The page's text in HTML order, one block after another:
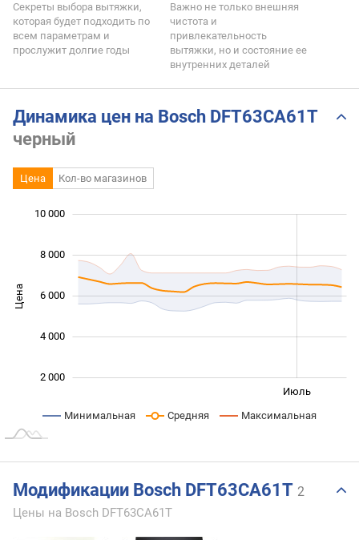
Секреты выбора вытяжки,
которая будет подходить по
всем параметрам и
прослужит долгие годы
Важно не только внешняя
чистота и
привлекательность
вытяжки, но и состояние ее
внутренних деталей
Динамика цен на Bosch DFT63CA61T
черный
Цена Кол-во магазинов
Цена 10 000
2 000
4 000
6 000
10 000
8 000
Июль
Минимальная Средняя Максимальная
Модификации Bosch DFT63CA61T 2
Цены на Bosch DFT63CA61T